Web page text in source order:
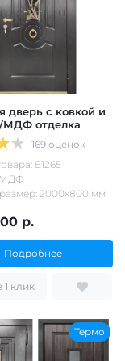
дверь с ковкой и
МДФ отделка
169 оценок
Е1265
МДФ
2000х800 мм
р.
Подробнее
Заказ в 1 клик
Термо